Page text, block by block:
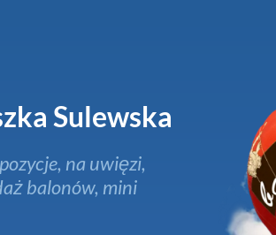
Sulewska
na uwięzi,
balonów, mini